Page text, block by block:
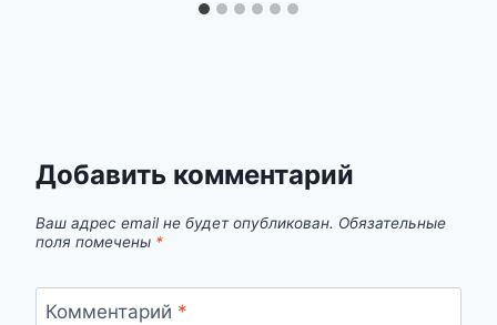
Добавить комментарий
Ваш адрес email не будет опубликован. Обязательные
поля помечены *
Комментарий *